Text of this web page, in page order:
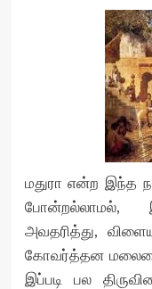
மதுரா என்ற இந்த
போன்றல்லாமல்,
அவதரித்து,
கோவர்த்தன மலையை
இப்படி பல